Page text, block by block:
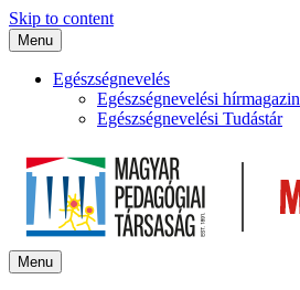
Skip to content
Menu
Egészségnevelés
Egészségnevelési hírmagazin
Egészségnevelési Tudástár
Menu